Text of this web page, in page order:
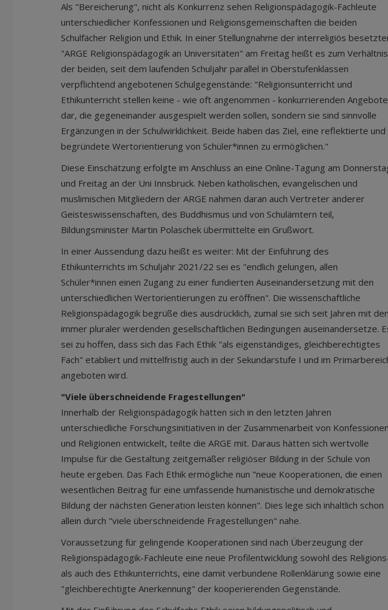
Als "Bereicherung", nicht als Konkurrenz sehen Religionspädagogik-Fachleute
unterschiedlicher Konfessionen und Religionsgemeinschaften die beiden
Schulfächer Religion und Ethik. In einer Stellungnahme der interreligiös
"ARGE Religionspädagogik an Universitäten" am Freitag heißt es zum Verhältnis
der beiden, seit dem laufenden Schuljahr parallel in Oberstufenklassen
verpflichtend angebotenen Schulgegenstände: "Religionsunterricht und
Ethikunterricht stellen keine - wie oft angenommen - konkurrierenden Angebote
dar, die gegeneinander ausgespielt werden sollen, sondern sie sind sinnvolle
Ergänzungen in der Schulwirklichkeit. Beide haben das Ziel, eine reflektierte und
begründete Wertorientierung von Schüler*innen zu ermöglichen."
Diese Einschätzung erfolgte im Anschluss an eine Online-Tagung am
und Freitag an der Uni Innsbruck. Neben katholischen, evangelischen und
muslimischen Mitgliedern der ARGE nahmen daran auch Vertreter anderer
Geisteswissenschaften, des Buddhismus und von Schulämtern teil,
Bildungsminister Martin Polaschek übermittelte ein Grußwort.
In einer Aussendung dazu heißt es weiter: Mit der Einführung des
Ethikunterrichts im Schuljahr 2021/22 sei es "endlich gelungen, allen
Schüler*innen einen Zugang zu einer fundierten Auseinandersetzung mit den
unterschiedlichen Wertorientierungen zu eröffnen". Die wissenschaftliche
Religionspädagogik begrüße dies ausdrücklich, zumal sie sich seit Jahren mit den
immer pluraler werdenden gesellschaftlichen Bedingungen auseinandersetze.
sei zu hoffen, dass sich das Fach Ethik "als eigenständiges, gleichberechtigtes
Fach" etabliert und mittelfristig auch in der Sekundarstufe I und im
angeboten wird.
"Viele überschneidende Fragestellungen"
Innerhalb der Religionspädagogik hätten sich in den letzten Jahren
unterschiedliche Forschungsinitiativen in der Zusammenarbeit von Konfessionen
und Religionen entwickelt, teilte die ARGE mit. Daraus hätten sich wertvolle
Impulse für die Gestaltung zeitgemäßer religiöser Bildung in der Schule von
heute ergeben. Das Fach Ethik ermögliche nun "neue Kooperationen, die einen
wesentlichen Beitrag für eine umfassende humanistische und demokratische
Bildung der nächsten Generation leisten können". Dies lege sich inhaltlich schon
allein durch "viele überschneidende Fragestellungen" nahe.
Voraussetzung für gelingende Kooperationen sind nach Überzeugung der
Religionspädagogik-Fachleute eine neue Profilentwicklung sowohl des
als auch des Ethikunterrichts, eine damit verbundene Rollenklärung sowie eine
"gleichberechtigte Anerkennung" der kooperierenden Gegenstände.